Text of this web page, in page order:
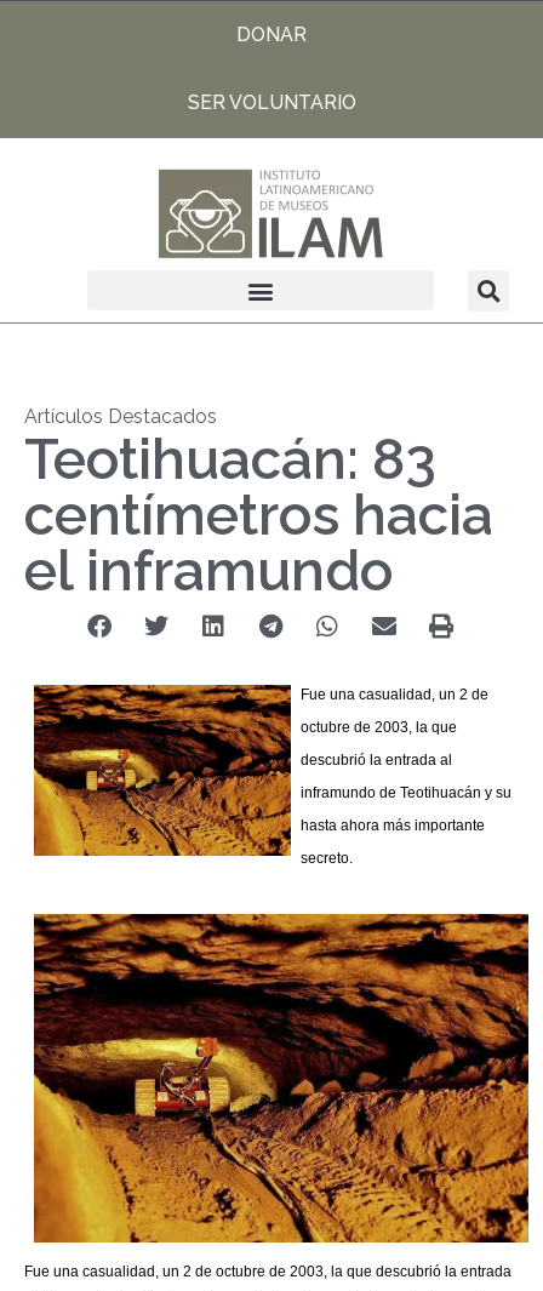
DONAR
SER VOLUNTARIO
Artículos Destacados
Teotihuacán: 83
centímetros hacia
el inframundo
Fue una casualidad, un 2 de
octubre de 2003, la que
descubrió la entrada al
inframundo de Teotihuacán y su
hasta ahora más importante
secreto.
Fue una casualidad, un 2 de octubre de 2003, la que descubrió la entrada